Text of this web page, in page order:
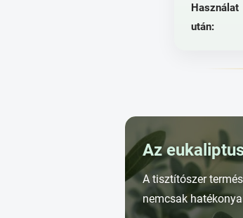
Használat
után:
Az
A tisztítószer
nemcsak